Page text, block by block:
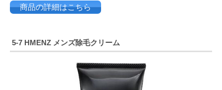
商品の詳細はこちら
5-7 HMENZ メンズ除毛クリーム